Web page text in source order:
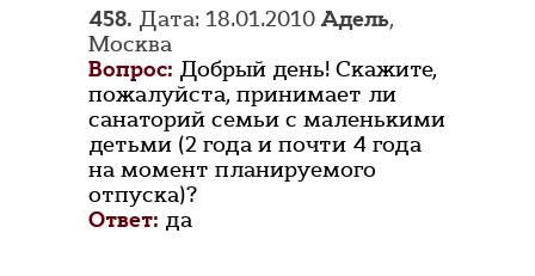
458. Дата: 18.01.2010Адель,
Москва
Вопрос: Добрый день! Скажите,
пожалуйста, принимает ли
санаторий семьи с маленькими
детьми (2 года и почти 4 года
на момент планируемого
отпуска)?
Ответ: да